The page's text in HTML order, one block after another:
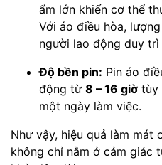
ẩm lớn khiến cơ thể
Với áo điều hòa,
người lao động duy trì
Độ bền pin: Pin áo
động từ 8 – 16 giờ tùy
một ngày làm việc.
Như vậy, hiệu quả làm mát
không chỉ nằm ở cảm giác